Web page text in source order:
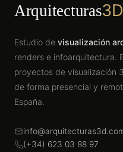
Arquitecturas3D
Estudio de visualización
renders e infoarquitectura.
proyectos de visualización
de forma presencial y
España.
(+34) 623 03 88 97